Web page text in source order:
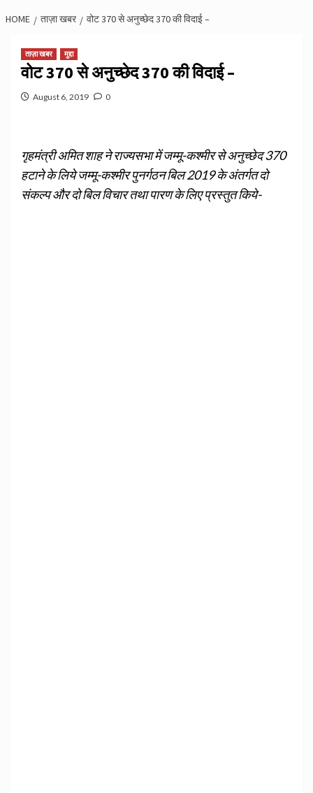
HOME ताज़ा खबर वोट 370 से अनुच्छेद 370 की विदाई –
ताज़ा खबर मुद्दा
वोट 370 से अनुच्छेद 370 की विदाई –
August 6, 2019 0
गृहमंत्री अमित शाह ने राज्यसभा में जम्मू-कश्मीर से अनुच्छेद 370
हटाने के लिये जम्मू-कश्मीर पुनर्गठन बिल 2019 के अंतर्गत दो
संकल्प और दो बिल विचार तथा पारण के लिए प्रस्तुत किये-